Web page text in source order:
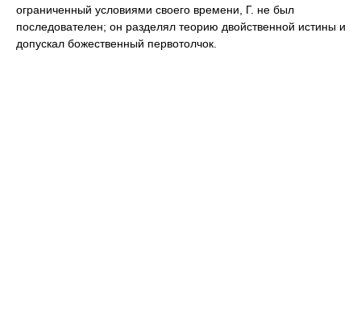
ограниченный условиями своего времени, Г. не был
последователен; он разделял теорию двойственной истины и
допускал божественный первотолчок.